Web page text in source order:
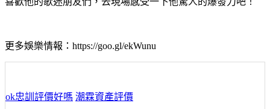
更多娛樂情報：https://goo.gl/ekWunu
ok忠訓評價好嗎 潮霖資產評價